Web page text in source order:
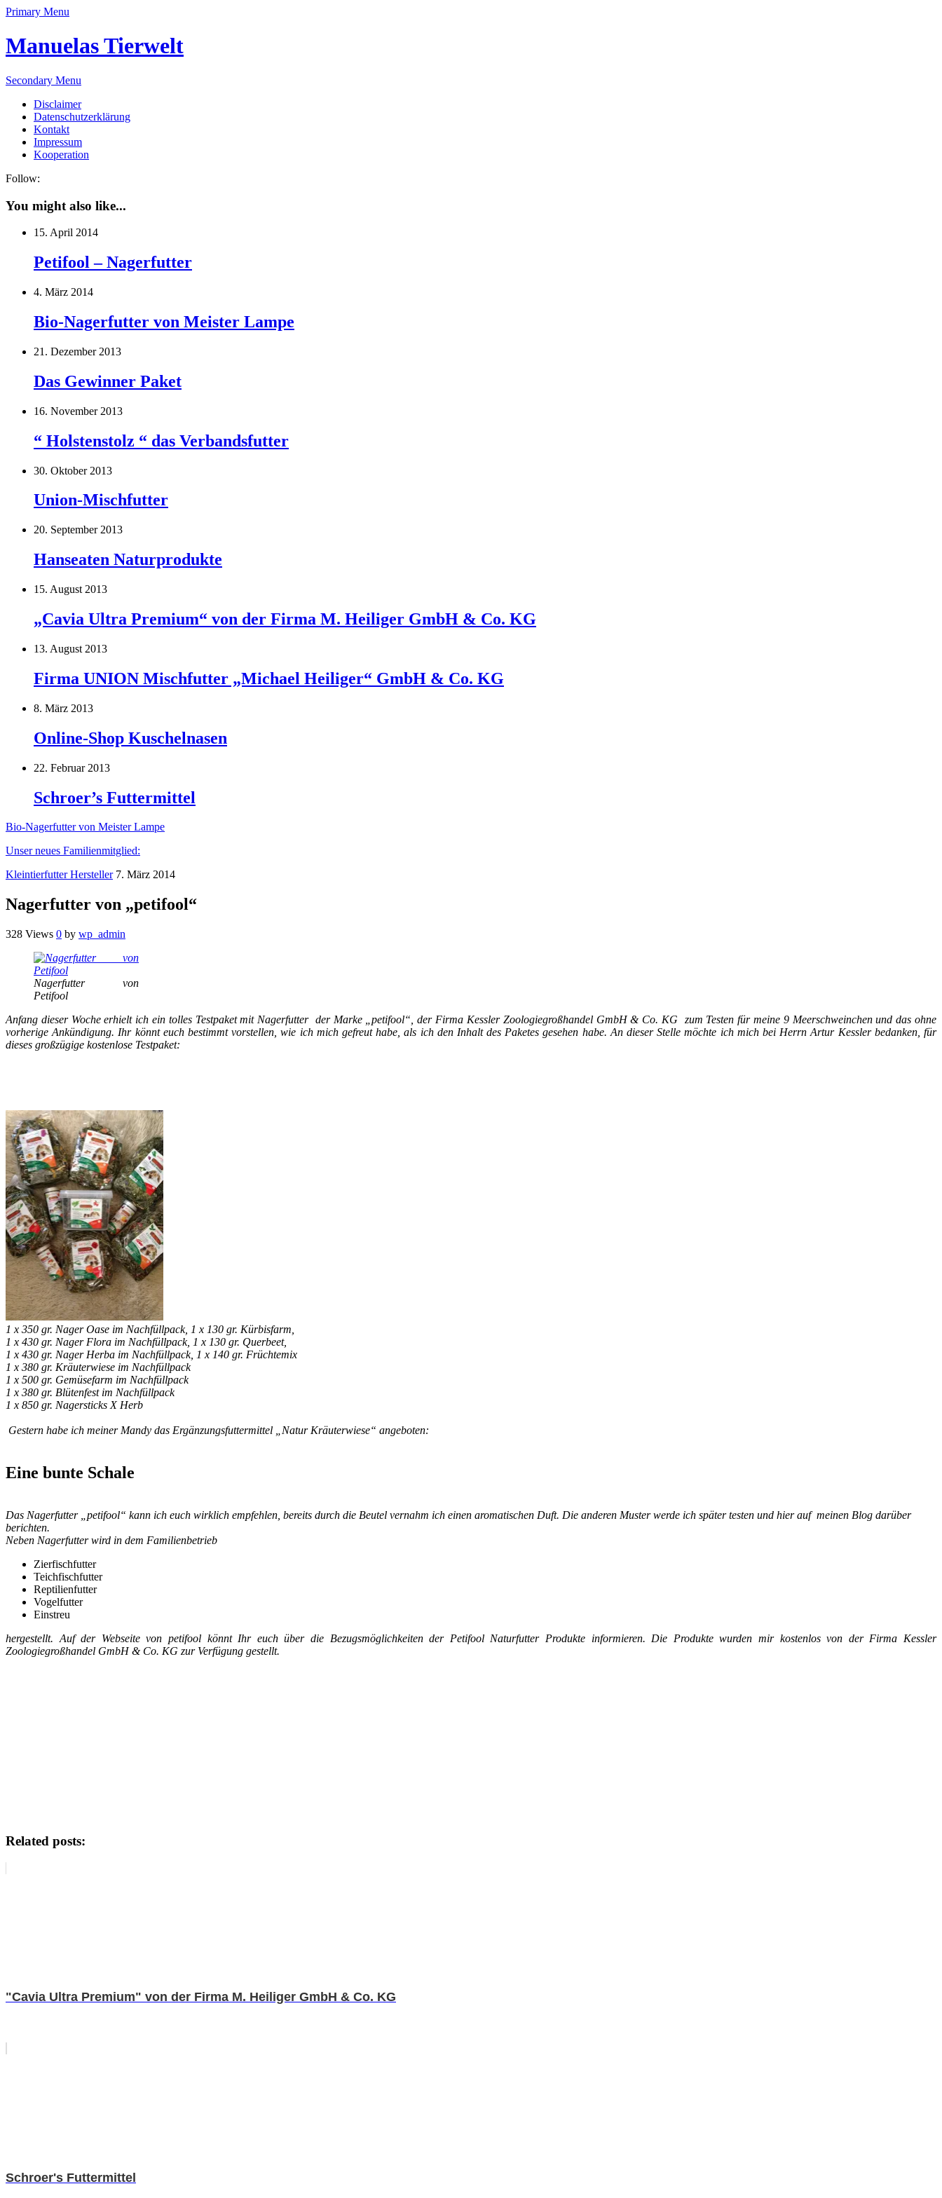
Primary Menu
Manuelas Tierwelt
Secondary Menu
Disclaimer
Datenschutzerklärung
Kontakt
Impressum
Kooperation
Follow:
You might also like...
15. April 2014
Petifool – Nagerfutter
4. März 2014
Bio-Nagerfutter von Meister Lampe
21. Dezember 2013
Das Gewinner Paket
16. November 2013
“ Holstenstolz “ das Verbandsfutter
30. Oktober 2013
Union-Mischfutter
20. September 2013
Hanseaten Naturprodukte
15. August 2013
„Cavia Ultra Premium“ von der Firma M. Heiliger GmbH & Co. KG
13. August 2013
Firma UNION Mischfutter „Michael Heiliger“ GmbH & Co. KG
8. März 2013
Online-Shop Kuschelnasen
22. Februar 2013
Schroer’s Futtermittel
Bio-Nagerfutter von Meister Lampe
Unser neues Familienmitglied:
Kleintierfutter Hersteller 7. März 2014
Nagerfutter von „petifool“
328 Views 0 by wp_admin
Nagerfutter von
Petifool
Anfang dieser Woche erhielt ich ein tolles Testpaket mit Nagerfutter der Marke „petifool“, der Firma Kessler Zoologiegroßhandel GmbH & Co. KG zum Testen für meine 9 Meerschweinchen und das ohne
vorherige Ankündigung. Ihr könnt euch bestimmt vorstellen, wie ich mich gefreut habe, als ich den Inhalt des Paketes gesehen habe. An dieser Stelle möchte ich mich bei Herrn Artur Kessler bedanken, für
dieses großzügige kostenlose Testpaket:
1 x 350 gr. Nager Oase im Nachfüllpack, 1 x 130 gr. Kürbisfarm,
1 x 430 gr. Nager Flora im Nachfüllpack, 1 x 130 gr. Querbeet,
1 x 430 gr. Nager Herba im Nachfüllpack, 1 x 140 gr. Früchtemix
1 x 380 gr. Kräuterwiese im Nachfüllpack
1 x 500 gr. Gemüsefarm im Nachfüllpack
1 x 380 gr. Blütenfest im Nachfüllpack
1 x 850 gr. Nagersticks X Herb
Gestern habe ich meiner Mandy das Ergänzungsfuttermittel „Natur Kräuterwiese“ angeboten:
Eine bunte Schale
Das Nagerfutter „petifool“ kann ich euch wirklich empfehlen, bereits durch die Beutel vernahm ich einen aromatischen Duft. Die anderen Muster werde ich später testen und hier auf meinen Blog darüber
berichten.
Neben Nagerfutter wird in dem Familienbetrieb
Zierfischfutter
Teichfischfutter
Reptilienfutter
Vogelfutter
Einstreu
hergestellt. Auf der Webseite von petifool könnt Ihr euch über die Bezugsmöglichkeiten der Petifool Naturfutter Produkte informieren. Die Produkte wurden mir kostenlos von der Firma Kessler
Zoologiegroßhandel GmbH & Co. KG zur Verfügung gestellt.
Related posts:
"Cavia Ultra Premium" von der Firma M. Heiliger GmbH & Co. KG
Schroer's Futtermittel